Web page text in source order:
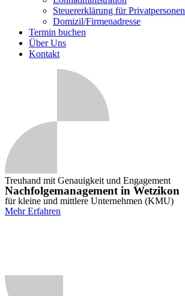
Steuererklärung für Privatpersonen
Domizil/Firmenadresse
Termin buchen
Über Uns
Kontakt
Treuhand mit Genauigkeit und Engagement
Nachfolgemanagement in Wetzikon
für kleine und mittlere Unternehmen (KMU)
Mehr Erfahren